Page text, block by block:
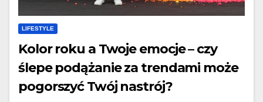
LIFESTYLE
Kolor roku a Twoje emocje – czy
ślepe podążanie za trendami może
pogorszyć Twój nastrój?